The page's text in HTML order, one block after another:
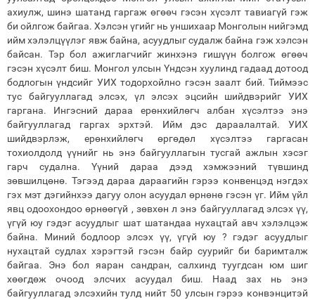
ахиулж, шинэ шатанд гаргаж өгөөч гэсэн хүсэлт тавиагүй гэж
би ойлгож байгаа. Хэлсэн үгийг нь уншихаар Монголын нийгэмд
ийм хэлэлцүүлэг явж байна, асуудлыг судалж байна гэж хэлсэн
байсан. Тэр бол ажиглагчийг жинхэнэ гишүүн болгож өгөөч
гэсэн хүсэлт биш. Монгол улсын Үндсэн хуулинд гадаад дотоод
бодлогын үндсийг УИХ тодорхойлно гэсэн заалт бий. Тиймээс
тус байгууллагад элсэх, үл элсэх эцсийн шийдвэрийг УИХ
гаргана. Ингэсний дараа ерөнхийлөгч албан хүсэлтээ энэ
байгууллагад гаргах эрхтэй. Ийм дэс дараалалтай. УИХ
шийдвэрлэж, ерөнхийлөгч өргөдөл хүсэлтээ гаргасан
тохиолдолд үүнийг нь энэ байгууллагын тусгай ажлын хэсэг
гарч судална. Үүний дараа дээд хэмжээний түвшинд
зөвшилцөнө. Тэгээд дараа дараагийн гэрээ конвенцэд нэгдэх
гэх мэт дэгийнхээ дагуу олон асуудал өрнөнө гэсэн үг. Ийм үйл
явц одоохондоо өрнөөгүй , зөвхөн л энэ байгууллагад элсэх үү,
үгүй юу гэдэг асуудлыг шат шатандаа нухацтай авч хэлэлцэж
байна. Миний бодлоор элсэх үү, үгүй юу ? гэдэг асуудлыг
нухацтай судлах хэрэгтэй гэсэн байр суурийг би баримталж
байгаа. Энэ бол яаран сандран, салхинд туугдсан юм шиг
хөөгдөж очоод элсчих асуудал биш. Наад зах нь энэ
байгууллагад элсэхийн тулд нийт 50 улсын гэрээ конвэнцитэй